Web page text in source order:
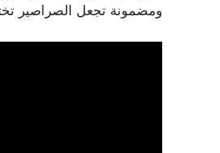
ومضمونة تجعل الصراصير